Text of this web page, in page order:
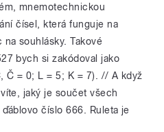
mnemotechnickou
čísel, která funguje na
souhlásky. Takové
bych si zakódoval jako
Č = 0; L = 5; K = 7). // A když
jaký je součet všech
číslo 666. Ruleta je